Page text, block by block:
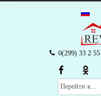
0(299) 33 2 55